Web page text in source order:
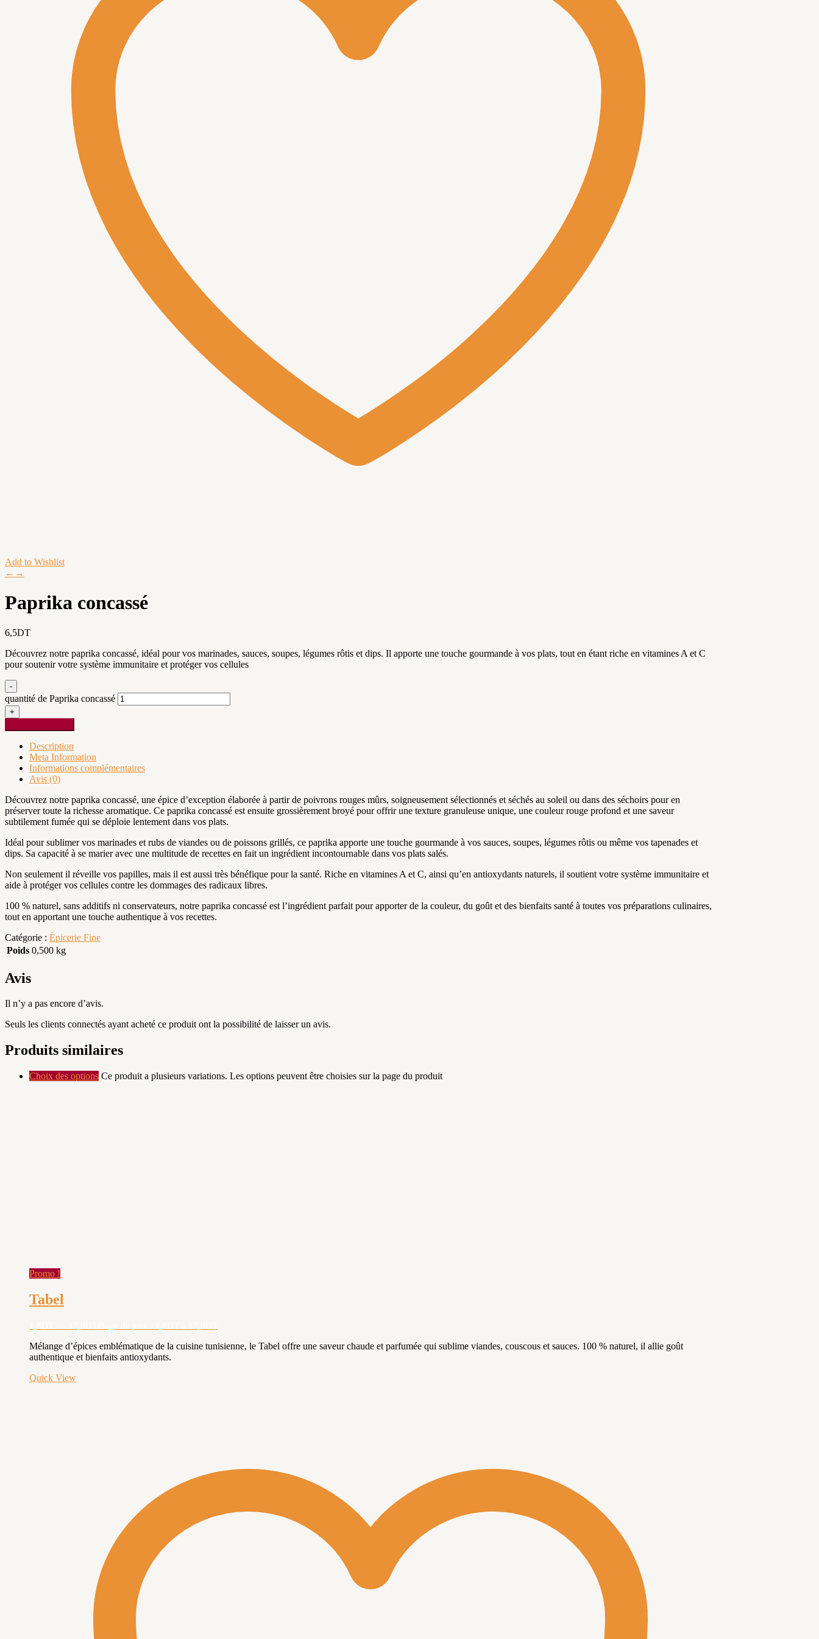
Add to Wishlist
← →
Paprika concassé
6,5DT
Découvrez notre paprika concassé, idéal pour vos marinades, sauces, soupes, légumes rôtis et dips. Il apporte une touche gourmande à vos plats, tout en étant riche en vitamines A et C
pour soutenir votre système immunitaire et protéger vos cellules
-
quantité de Paprika concassé
+
Description
Meta Information
Informations complémentaires
Avis (0)
Découvrez notre paprika concassé, une épice d’exception élaborée à partir de poivrons rouges mûrs, soigneusement sélectionnés et séchés au soleil ou dans des séchoirs pour en
préserver toute la richesse aromatique. Ce paprika concassé est ensuite grossièrement broyé pour offrir une texture granuleuse unique, une couleur rouge profond et une saveur
subtilement fumée qui se déploie lentement dans vos plats.
Idéal pour sublimer vos marinades et rubs de viandes ou de poissons grillés, ce paprika apporte une touche gourmande à vos sauces, soupes, légumes rôtis ou même vos tapenades et
dips. Sa capacité à se marier avec une multitude de recettes en fait un ingrédient incontournable dans vos plats salés.
Non seulement il réveille vos papilles, mais il est aussi très bénéfique pour la santé. Riche en vitamines A et C, ainsi qu’en antioxydants naturels, il soutient votre système immunitaire et
aide à protéger vos cellules contre les dommages des radicaux libres.
100 % naturel, sans additifs ni conservateurs, notre paprika concassé est l’ingrédient parfait pour apporter de la couleur, du goût et des bienfaits santé à toutes vos préparations culinaires,
tout en apportant une touche authentique à vos recettes.
Catégorie : Épicerie Fine
Poids 0,500 kg
Avis
Il n’y a pas encore d’avis.
Seuls les clients connectés ayant acheté ce produit ont la possibilité de laisser un avis.
Produits similaires
Choix des options Ce produit a plusieurs variations. Les options peuvent être choisies sur la page du produit
Promo !
Tabel
Mélange d’épices emblématique de la cuisine tunisienne, le Tabel offre une saveur chaude et parfumée qui sublime viandes, couscous et sauces. 100 % naturel, il allie goût
authentique et bienfaits antioxydants.
Quick View